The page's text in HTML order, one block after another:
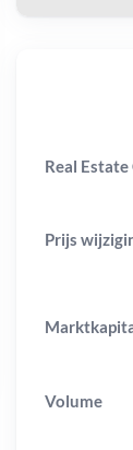
Real
Prijs
Volume